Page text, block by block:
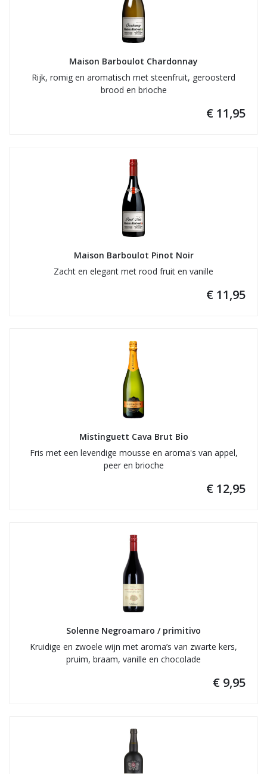
Maison Barboulot Chardonnay
Rijk, romig en aromatisch met steenfruit, geroosterd
brood en brioche
€ 11,95
Maison Barboulot Pinot Noir
Zacht en elegant met rood fruit en vanille
€ 11,95
Mistinguett Cava Brut Bio
Fris met een levendige mousse en aroma's van appel,
peer en brioche
€ 12,95
Solenne Negroamaro / primitivo
Kruidige en zwoele wijn met aroma’s van zwarte kers,
pruim, braam, vanille en chocolade
€ 9,95